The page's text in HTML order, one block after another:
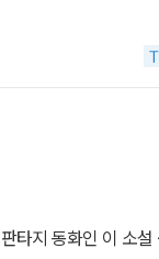
”와의 대화로 치부
이 움직이며 대화를
일까요? 이야기 속에
가 됨을 이야기는 보
소한 재미는 핼맨네
니다. 언제나 출장만
리만 들을 수 있는
존재에 대해 다시
충우돌 동거 생활이
서 빌려오고, 반은
워하지 않는다는 것이
으로 돌아가는 지금
스터들이 숲에서 하나
도 아이들은 놀라지
늘 걱정하며 따라다
이 작품 속에서는 헬
한 몸집을 가진 게다
배달되면서 벌어지는
라보는 이야기이기에
. 엄마가 여행 상품에
게 몬스터 내니가 오
몬스터인 숲속 괴물
리를 시작으로 둘째
타지 동화인 이 소